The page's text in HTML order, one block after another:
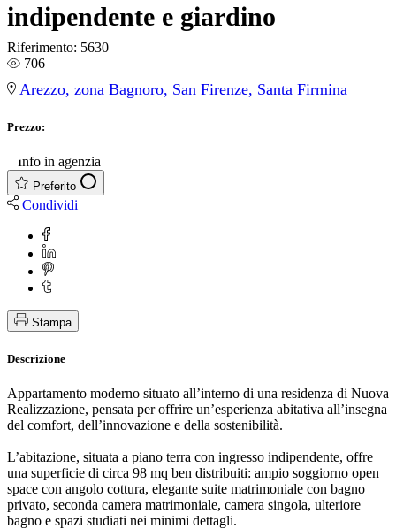
indipendente e giardino
Riferimento: 5630
706
Arezzo, zona Bagnoro, San Firenze, Santa Firmina
Prezzo:
Info in agenzia
Preferito
Condividi
Stampa
Descrizione
Appartamento moderno situato all’interno di una residenza di Nuova
Realizzazione, pensata per offrire un’esperienza abitativa all’insegna
del comfort, dell’innovazione e della sostenibilità.
L’abitazione, situata a piano terra con ingresso indipendente, offre
una superficie di circa 98 mq ben distribuiti: ampio soggiorno open
space con angolo cottura, elegante suite matrimoniale con bagno
privato, seconda camera matrimoniale, camera singola, ulteriore
bagno e spazi studiati nei minimi dettagli.